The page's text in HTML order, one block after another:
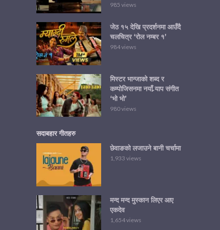
985 views
जेठ १५ देखि प्रदर्शनमा आउँदै
चलचित्र ‘रोल नम्बर १’
984 views
मिस्टर भान्जाको शब्द र
कम्पोजिसनमा नयाँ र्‍याप संगीत
‘भो भो’
980 views
सदाबहार गीतहरु
छेवाङको लजाउने बानी चर्चामा
1,933 views
मन्द मन्द मुस्कान लिएर आए
एकदेव
1,654 views